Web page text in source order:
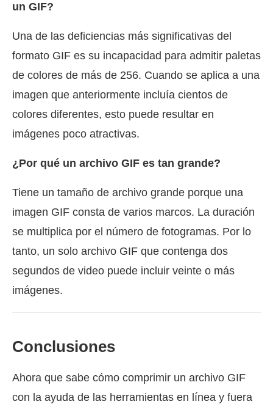
un GIF?
Una de las deficiencias más significativas del
formato GIF es su incapacidad para admitir paletas
de colores de más de 256. Cuando se aplica a una
imagen que anteriormente incluía cientos de
colores diferentes, esto puede resultar en
imágenes poco atractivas.
¿Por qué un archivo GIF es tan grande?
Tiene un tamaño de archivo grande porque una
imagen GIF consta de varios marcos. La duración
se multiplica por el número de fotogramas. Por lo
tanto, un solo archivo GIF que contenga dos
segundos de video puede incluir veinte o más
imágenes.
Conclusiones
Ahora que sabe cómo comprimir un archivo GIF
con la ayuda de las herramientas en línea y fuera